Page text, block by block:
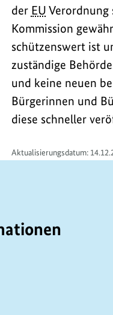
der EU Verordnung
Kommission
schützenswert ist
zuständige
und keine neuen
Bürgerinnen und
diese schneller
Aktualisierungsdatum: